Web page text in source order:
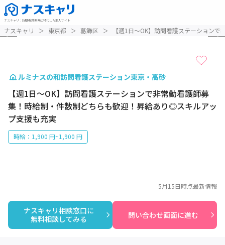
ナスキャリ ： 訪問看護業界に特化した求人サイト
ナスキャリ ＞ 東京都 ＞ 葛飾区 ＞ 【週1日～OK】訪問看護ステーション
ルミナスの和訪問看護ステーション東京・高砂
【週1日～OK】訪問看護ステーションで非常勤看護師募
集！時給制・件数制どちらも歓迎！昇給あり◎スキルアッ
プ支援も充実
時給：1,900 円~1,900 円
ナスキャリ相談窓口に
無料相談してみる
問い合わせ画面に進む
5月15日時点最新情報